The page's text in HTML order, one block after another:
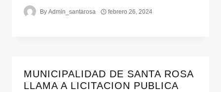
By Admin_santarosa febrero 26, 2024
MUNICIPALIDAD DE SANTA ROSA
LLAMA A LICITACION PUBLICA